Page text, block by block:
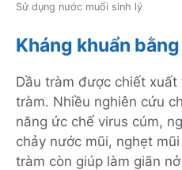
Sử dụng nước muối sinh lý
Kháng khuẩn
Dầu tràm được chiết
tràm. Nhiều nghiên cứu
năng ức chế virus cúm,
chảy nước mũi, nghẹt
tràm còn giúp làm giãn